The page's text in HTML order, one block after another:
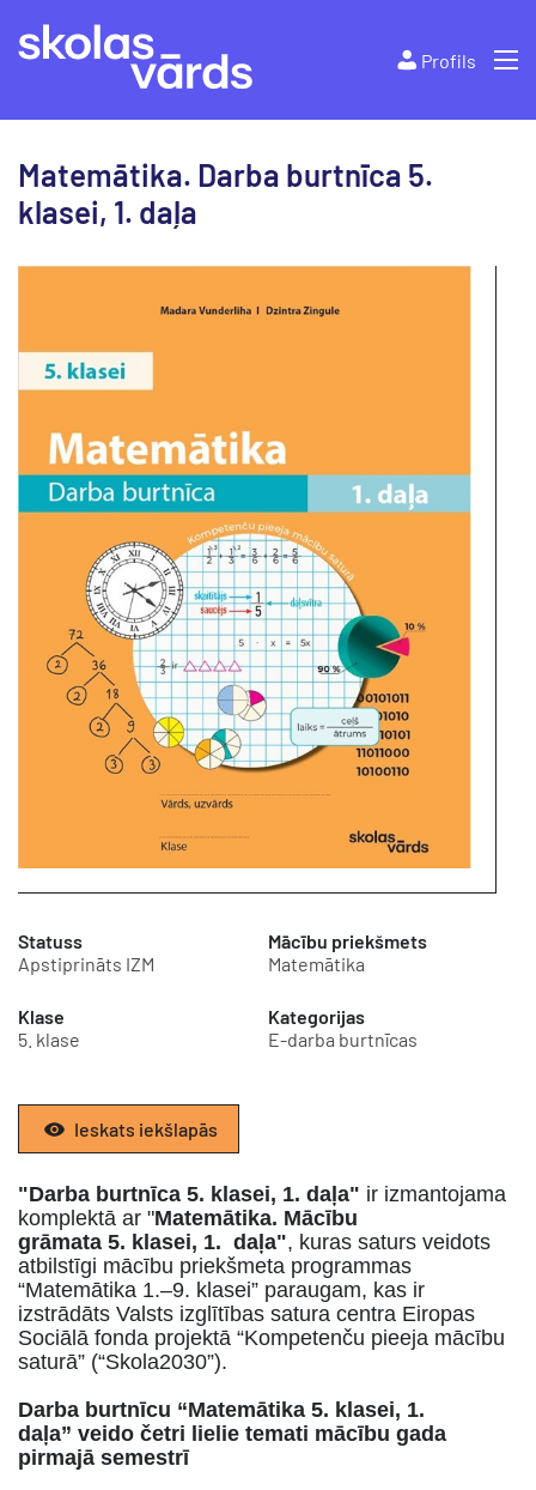
Profils
Matemātika. Darba burtnīca 5.
klasei, 1. daļa
Statuss
Apstiprināts IZM
Mācību priekšmets
Matemātika
Klase
5. klase
Kategorijas
E-darba burtnīcas
Ieskats iekšlapās
"Darba burtnīca 5. klasei, 1. daļa" ir izmantojama
komplektā ar "Matemātika. Mācību
grāmata 5. klasei, 1. daļa", kuras saturs veidots
atbilstīgi mācību priekšmeta programmas
“Matemātika 1.–9. klasei” paraugam, kas ir
izstrādāts Valsts izglītības satura centra Eiropas
Sociālā fonda projektā “Kompetenču pieeja mācību
saturā” (“Skola2030”).
Darba burtnīcu “Matemātika 5. klasei, 1.
daļa” veido četri lielie temati mācību gada
pirmajā semestrī